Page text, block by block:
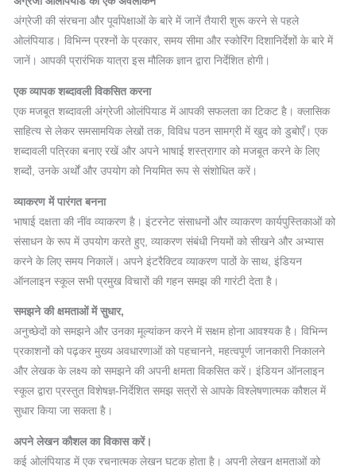
अंग्रेजी की संरचना और पूर्वापेक्षाओं के बारे में जानें तैयारी शुरू करने से पहले
ओलंपियाड। विभिन्न प्रश्नों के प्रकार, समय सीमा और स्कोरिंग दिशानिर्देशों के बारे में
जानें। आपकी प्रारंभिक यात्रा इस मौलिक ज्ञान द्वारा निर्देशित होगी।
एक व्यापक शब्दावली विकसित करना
एक मजबूत शब्दावली अंग्रेजी ओलंपियाड में आपकी सफलता का टिकट है। क्लासिक
साहित्य से लेकर समसामयिक लेखों तक, विविध पठन सामग्री में खुद को डुबोएँ। एक
शब्दावली पत्रिका बनाए रखें और अपने भाषाई शस्त्रागार को मजबूत करने के लिए
शब्दों, उनके अर्थों और उपयोग को नियमित रूप से संशोधित करें।
व्याकरण में पारंगत बनना
भाषाई दक्षता की नींव व्याकरण है। इंटरनेट संसाधनों और व्याकरण कार्यपुस्तिकाओं को
संसाधन के रूप में उपयोग करते हुए, व्याकरण संबंधी नियमों को सीखने और अभ्यास
करने के लिए समय निकालें। अपने इंटरैक्टिव व्याकरण पाठों के साथ, इंडियन
ऑनलाइन स्कूल सभी प्रमुख विचारों की गहन समझ की गारंटी देता है।
समझने की क्षमताओं में सुधार,
अनुच्छेदों को समझने और उनका मूल्यांकन करने में सक्षम होना आवश्यक है। विभिन्न
प्रकाशनों को पढ़कर मुख्य अवधारणाओं को पहचानने, महत्वपूर्ण जानकारी निकालने
और लेखक के लक्ष्य को समझने की अपनी क्षमता विकसित करें। इंडियन ऑनलाइन
स्कूल द्वारा प्रस्तुत विशेषज्ञ-निर्देशित समझ सत्रों से आपके विश्लेषणात्मक कौशल में
सुधार किया जा सकता है।
अपने लेखन कौशल का विकास करें।
कई ओलंपियाड में एक रचनात्मक लेखन घटक होता है। अपनी लेखन क्षमताओं को